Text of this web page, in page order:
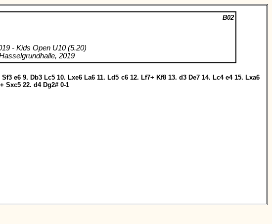
B02
- Kids Open U10 (5.20)
2019
Sf3 e6 9.Db3 Lc5 10.Lxe6 La6 11.Ld5 c612. Lf7+ Kf813. d3 De714. Lc4 e415. Lxa6
Sxc522. d4 Dg2# 0-1